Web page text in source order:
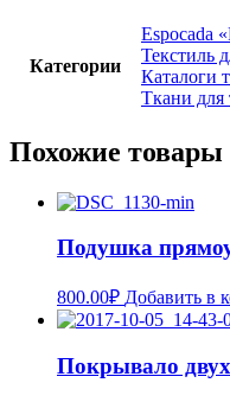
Категории
Espocada
Текстиль
Каталоги
Ткани для
Похожие товары
Подушка
800.00₽ Добавить в
Покрывало